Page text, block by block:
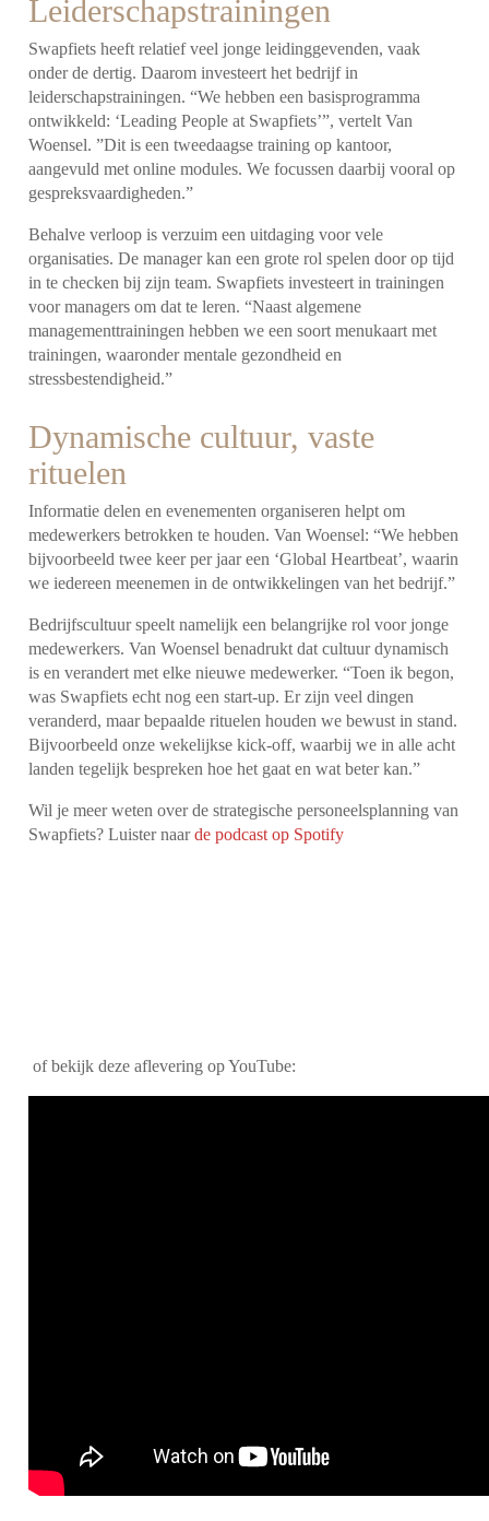
Leiderschapstrainingen
Swapfiets heeft relatief veel jonge leidinggevenden, vaak
onder de dertig. Daarom investeert het bedrijf in
leiderschapstrainingen. “We hebben een basisprogramma
ontwikkeld: ‘Leading People at Swapfiets’”, vertelt Van
Woensel. ”Dit is een tweedaagse training op kantoor,
aangevuld met online modules. We focussen daarbij vooral op
gespreksvaardigheden.”
Behalve verloop is verzuim een uitdaging voor vele
organisaties. De manager kan een grote rol spelen door op tijd
in te checken bij zijn team. Swapfiets investeert in trainingen
voor managers om dat te leren. “Naast algemene
managementtrainingen hebben we een soort menukaart met
trainingen, waaronder mentale gezondheid en
stressbestendigheid.”
Dynamische cultuur, vaste
rituelen
Informatie delen en evenementen organiseren helpt om
medewerkers betrokken te houden. Van Woensel: “We hebben
bijvoorbeeld twee keer per jaar een ‘Global Heartbeat’, waarin
we iedereen meenemen in de ontwikkelingen van het bedrijf.”
Bedrijfscultuur speelt namelijk een belangrijke rol voor jonge
medewerkers. Van Woensel benadrukt dat cultuur dynamisch
is en verandert met elke nieuwe medewerker. “Toen ik begon,
was Swapfiets echt nog een start-up. Er zijn veel dingen
veranderd, maar bepaalde rituelen houden we bewust in stand.
Bijvoorbeeld onze wekelijkse kick-off, waarbij we in alle acht
landen tegelijk bespreken hoe het gaat en wat beter kan.”
Wil je meer weten over de strategische personeelsplanning van
Swapfiets? Luister naarde podcast op Spotify
of bekijk deze aflevering op YouTube: